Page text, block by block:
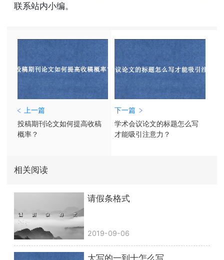
联系站内小编。
上一篇
投稿期刊论文如何提高收稿
概率？
下一篇
学术会议论文的标题怎么写
才能吸引注意力？
相关阅读
请假条格式
2019-09-06
大写的一到十怎么写